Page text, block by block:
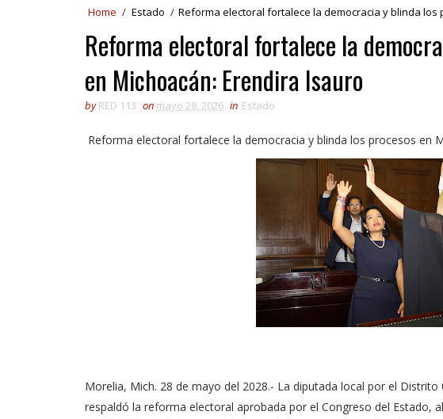
Home / Estado / Reforma electoral fortalece la democracia y blinda los
Reforma electoral fortalece la
en Michoacán: Erendira Isauro
by RED 113 on mayo 28, 2026 in Estado
Reforma electoral fortalece la democracia y blinda los procesos en
Morelia, Mich. 28 de mayo del 2028.- La diputada local por el
respaldó la reforma electoral aprobada por el Congreso del Estado,